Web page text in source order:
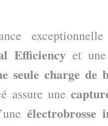
Efficiency et
seule charge de
assure une
électrobrosse